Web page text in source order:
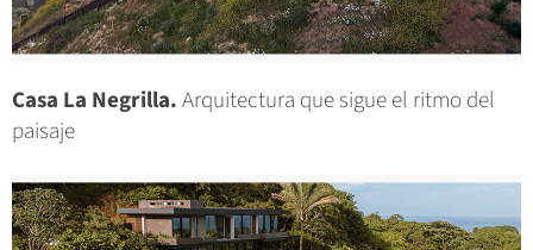
Casa La Negrilla.Arquitectura que sigue el ritmo del
paisaje